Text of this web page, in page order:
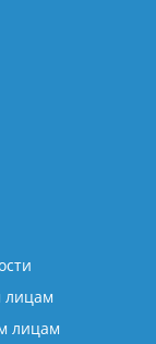
лицам
лицам